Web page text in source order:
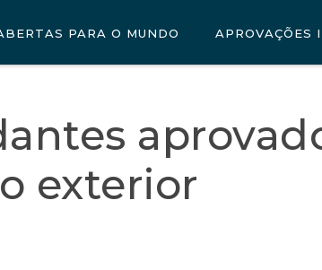
PARA O MUNDO APROVAÇÕES
exterior